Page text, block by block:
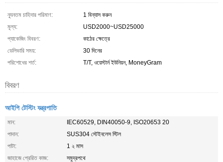
ন্যূনতম চাহিদার পরিমাণ:
1 বিন্যাস করুন
মূল্য:
USD2000~USD25000
প্যাকেজিং বিবরণ:
কাঠের ক্ষেত্রে
ডেলিভারি সময়:
30 দিনের
পরিশোধের শর্ত:
T/T, ওয়েস্টার্ন ইউনিয়ন, MoneyGram
বিবরণ
আইপি টেস্টিং যন্ত্রপাতি
মান:
IEC60529, DIN40050-9, ISO20653 20
পাদান:
SUS304 স্টেইনলেস স্টিল
পাটা:
1 ২ মাস
জাহাজে প্রেরিত কাজ:
সমুদ্রপথে